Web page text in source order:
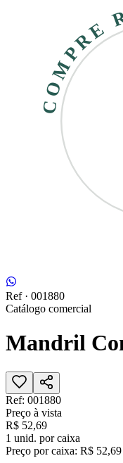
Ref · 001880
Catálogo comercial
Mandril
Ref: 001880
Preço à vista
R$ 52,69
1 unid. por caixa
Preço por caixa: R$ 52,69